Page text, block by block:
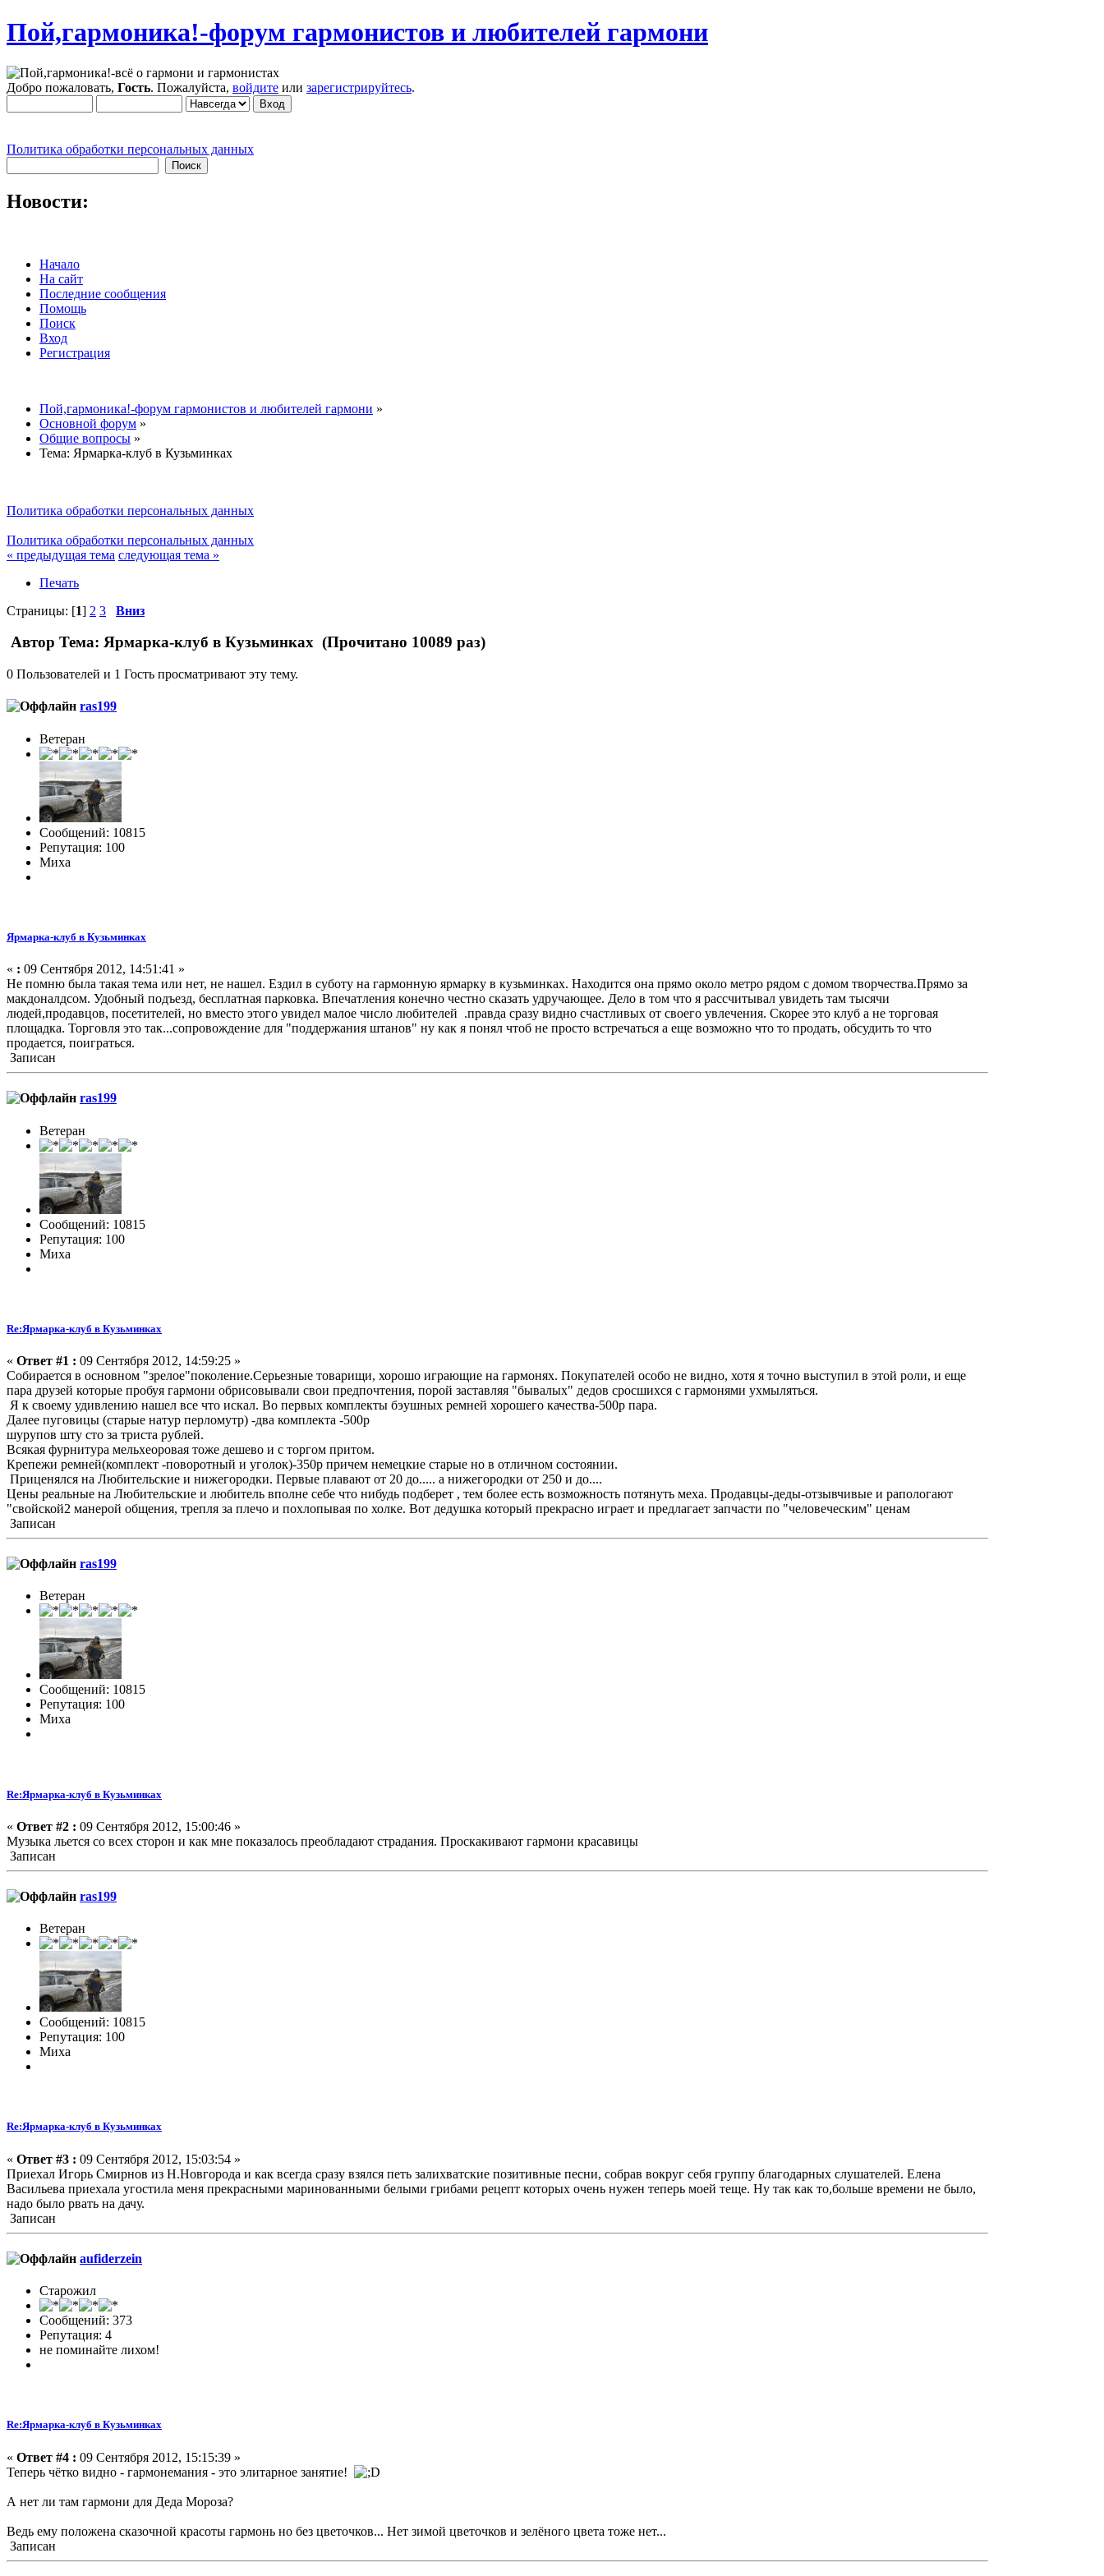
Пой,гармоника!-форум гармонистов и любителей гармони
Добро пожаловать, Гость. Пожалуйста, войдите или зарегистрируйтесь.
Политика обработки персональных данных
Новости:
Начало
На сайт
Последние сообщения
Помощь
Поиск
Вход
Регистрация
Пой,гармоника!-форум гармонистов и любителей гармони »
Основной форум »
Общие вопросы »
Тема: Ярмарка-клуб в Кузьминках
Политика обработки персональных данных
Политика обработки персональных данных
« предыдущая тема следующая тема »
Печать
Страницы: [1] 2 3 Вниз
Автор Тема: Ярмарка-клуб в Кузьминках (Прочитано 10089 раз)
0 Пользователей и 1 Гость просматривают эту тему.
ras199
Ветеран
Сообщений: 10815
Репутация: 100
Миха
Ярмарка-клуб в Кузьминках
« : 09 Сентября 2012, 14:51:41 »
Не помню была такая тема или нет, не нашел. Ездил в суботу на гармонную ярмарку в кузьминках. Находится она прямо около метро рядом с домом творчества.Прямо за
макдоналдсом. Удобный подъезд, бесплатная парковка. Впечатления конечно честно сказать удручающее. Дело в том что я рассчитывал увидеть там тысячи
людей,продавцов, посетителей, но вместо этого увидел малое число любителей .правда сразу видно счастливых от своего увлечения. Скорее это клуб а не торговая
площадка. Торговля это так...сопровождение для "поддержания штанов" ну как я понял чтоб не просто встречаться а еще возможно что то продать, обсудить то что
продается, поиграться.
Записан
ras199
Ветеран
Сообщений: 10815
Репутация: 100
Миха
Re:Ярмарка-клуб в Кузьминках
« Ответ #1 : 09 Сентября 2012, 14:59:25 »
Собирается в основном "зрелое"поколение.Серьезные товарищи, хорошо играющие на гармонях. Покупателей особо не видно, хотя я точно выступил в этой роли, и еще
пара друзей которые пробуя гармони обрисовывали свои предпочтения, порой заставляя "бывалых" дедов сросшихся с гармонями ухмыляться.
Я к своему удивлению нашел все что искал. Во первых комплекты бэушных ремней хорошего качества-500р пара.
Далее пуговицы (старые натур перломутр) -два комплекта -500р
шурупов шту сто за триста рублей.
Всякая фурнитура мельхеоровая тоже дешево и с торгом притом.
Крепежи ремней(комплект -поворотный и уголок)-350р причем немецкие старые но в отличном состоянии.
Приценялся на Любительские и нижегородки. Первые плавают от 20 до..... а нижегородки от 250 и до....
Цены реальные на Любительские и любитель вполне себе что нибудь подберет , тем более есть возможность потянуть меха. Продавцы-деды-отзывчивые и рапологают
"свойской2 манерой общения, трепля за плечо и похлопывая по холке. Вот дедушка который прекрасно играет и предлагает запчасти по "человеческим" ценам
Записан
ras199
Ветеран
Сообщений: 10815
Репутация: 100
Миха
Re:Ярмарка-клуб в Кузьминках
« Ответ #2 : 09 Сентября 2012, 15:00:46 »
Музыка льется со всех сторон и как мне показалось преобладают страдания. Проскакивают гармони красавицы
Записан
ras199
Ветеран
Сообщений: 10815
Репутация: 100
Миха
Re:Ярмарка-клуб в Кузьминках
« Ответ #3 : 09 Сентября 2012, 15:03:54 »
Приехал Игорь Смирнов из Н.Новгорода и как всегда сразу взялся петь залихватские позитивные песни, собрав вокруг себя группу благодарных слушателей. Елена
Васильева приехала угостила меня прекрасными маринованными белыми грибами рецепт которых очень нужен теперь моей теще. Ну так как то,больше времени не было,
надо было рвать на дачу.
Записан
aufiderzein
Старожил
Сообщений: 373
Репутация: 4
не поминайте лихом!
Re:Ярмарка-клуб в Кузьминках
« Ответ #4 : 09 Сентября 2012, 15:15:39 »
Теперь чётко видно - гармонемания - это элитарное занятие!
А нет ли там гармони для Деда Мороза?
Ведь ему положена сказочной красоты гармонь но без цветочков... Нет зимой цветочков и зелёного цвета тоже нет...
Записан